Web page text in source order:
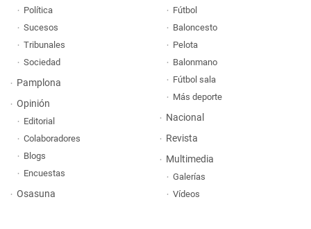
Política
Sucesos
Tribunales
Sociedad
Pamplona
Opinión
Editorial
Colaboradores
Blogs
Encuestas
Osasuna
Fútbol
Baloncesto
Pelota
Balonmano
Fútbol sala
Más deporte
Nacional
Revista
Multimedia
Galerías
Vídeos